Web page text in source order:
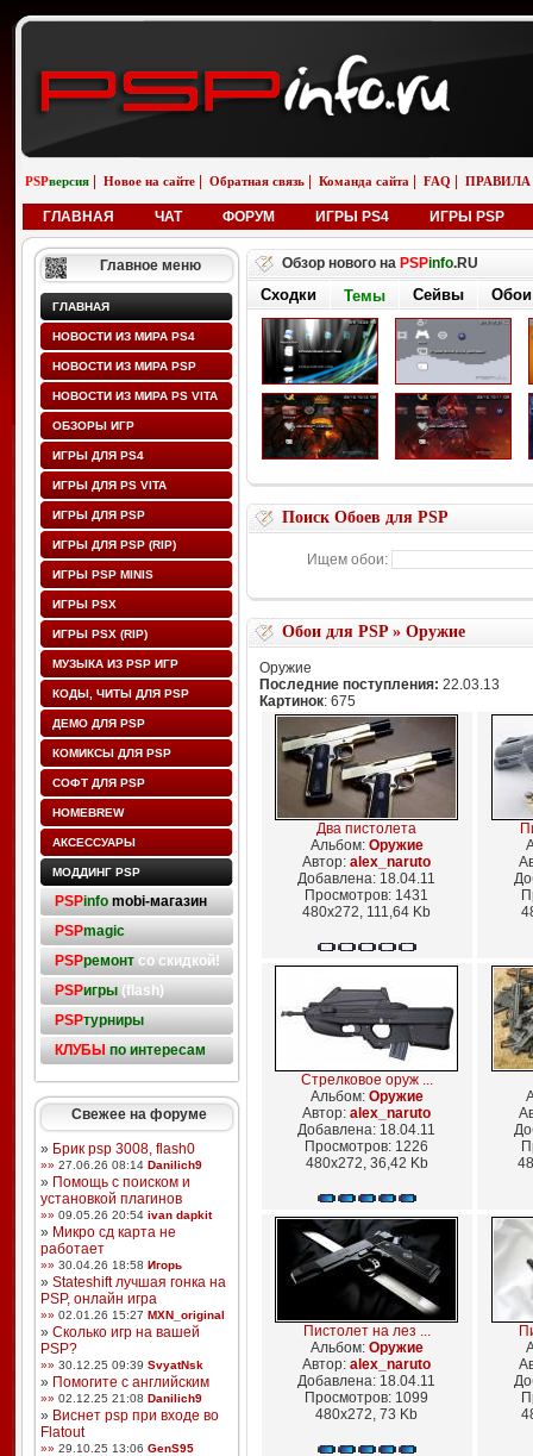
PSPверсия Новое на сайте Обратная связь Команда сайта FAQ ПРАВИЛА
ГЛАВНАЯ ЧАТ ФОРУМ ИГРЫ PS4 ИГРЫ PSP
Главное меню
ГЛАВНАЯ
НОВОСТИ ИЗ МИРА PS4
НОВОСТИ ИЗ МИРА PSP
НОВОСТИ ИЗ МИРА PS VITA
ОБЗОРЫ ИГР
ИГРЫ ДЛЯ PS4
ИГРЫ ДЛЯ PS VITA
ИГРЫ ДЛЯ PSP
ИГРЫ ДЛЯ PSP (RIP)
ИГРЫ PSP MINIS
ИГРЫ PSX
ИГРЫ PSX (RIP)
МУЗЫКА ИЗ PSP ИГР
КОДЫ, ЧИТЫ ДЛЯ PSP
ДЕМО ДЛЯ PSP
КОМИКСЫ ДЛЯ PSP
СОФТ ДЛЯ PSP
HOMEBREW
АКСЕССУАРЫ
МОДДИНГ PSP
PSPinfo mobi-магазин
PSPmagic
PSPремонтсо скидкой!
PSPигры(flash)
PSPтурниры
КЛУБЫ по интересам
Свежее на форуме
» Брик psp 3008, flash0
»» 27.06.26 08:14 Danilich9
» Помощь с поиском и
установкой плагинов
»» 09.05.26 20:54 ivan dapkit
» Микро сд карта не
работает
»» 30.04.26 18:58 Игорь
» Stateshift лучшая гонка на
PSP, онлайн игра
»» 02.01.26 15:27 MXN_original
» Сколько игр на вашей
PSP?
»» 30.12.25 09:39 SvyatNsk
» Помогите с английским
»» 02.12.25 21:08 Danilich9
» Виснет psp при входе во
Flatout
»» 29.10.25 13:06 GenS95
Обзор нового на PSPinfo.RU
Сходки Темы Сейвы Обои
Поиск Обоев для PSP
Ищем обои:
Обои для PSP» Оружие
Оружие
Последние поступления: 22.03.13
Картинок: 675
Два пистолета
Альбом: Оружие
Автор: alex_naruto
Добавлена: 18.04.11
Просмотров: 1431
480x272, 111,64 Kb
Стрелковое оруж ...
Альбом: Оружие
Автор: alex_naruto
Добавлена: 18.04.11
Просмотров: 1226
480x272, 36,42 Kb
Пистолет на лез ...
Альбом: Оружие
Автор: alex_naruto
Добавлена: 18.04.11
Просмотров: 1099
480x272, 73 Kb